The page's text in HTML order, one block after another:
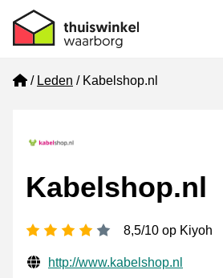
Home
Leden Kabelshop.nl
Kabelshop.nl
4 sterren
8,5/10 op Kiyoh
Gecontroleerde contactgegevens
Website URL
http://www.kabelshop.nl